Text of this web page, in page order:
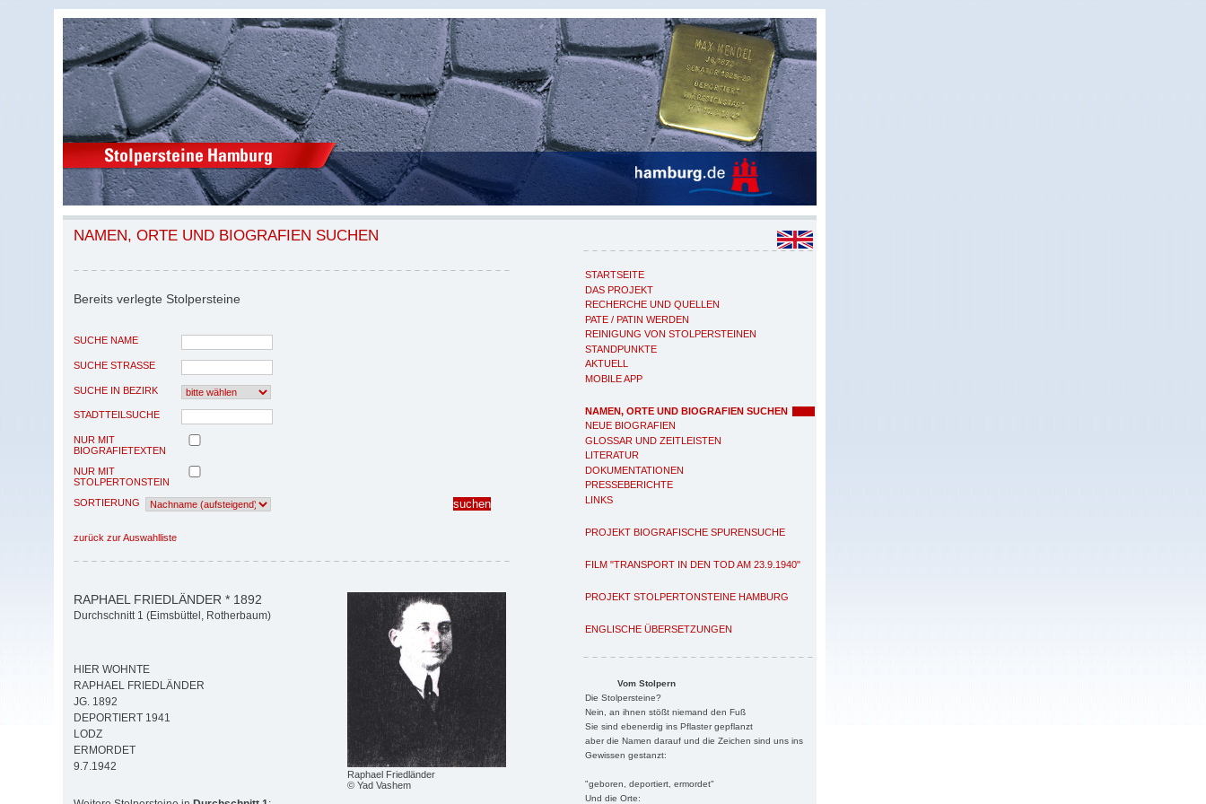
STARTSEITE
DAS PROJEKT
RECHERCHE UND QUELLEN
PATE / PATIN WERDEN
REINIGUNG VON STOLPERSTEINEN
STANDPUNKTE
AKTUELL
MOBILE APP
NAMEN, ORTE UND BIOGRAFIEN SUCHEN
NEUE BIOGRAFIEN
GLOSSAR UND ZEITLEISTEN
LITERATUR
DOKUMENTATIONEN
PRESSEBERICHTE
LINKS
PROJEKT BIOGRAFISCHE SPURENSUCHE
FILM "TRANSPORT IN DEN TOD AM 23.9.1940"
PROJEKT STOLPERTONSTEINE HAMBURG
ENGLISCHE ÜBERSETZUNGEN
Vom Stolpern
Die Stolpersteine?
Nein, an ihnen stößt niemand den Fuß
Sie sind ebenerdig ins Pflaster gepflanzt
aber die Namen darauf und die Zeichen sind uns ins
Gewissen gestanzt:
"geboren, deportiert, ermordet"
Und die Orte:
NAMEN, ORTE UND BIOGRAFIEN SUCHEN
Bereits verlegte Stolpersteine
SUCHE NAME
SUCHE STRASSE
SUCHE IN BEZIRK
STADTTEILSUCHE
NUR MIT
BIOGRAFIETEXTEN
NUR MIT
STOLPERTONSTEIN
SORTIERUNG
zurück zur Auswahlliste
Raphael Friedländer
© Yad Vashem
RAPHAEL FRIEDLÄNDER * 1892
Durchschnitt 1 (Eimsbüttel, Rotherbaum)
HIER WOHNTE
RAPHAEL FRIEDLÄNDER
JG. 1892
DEPORTIERT 1941
LODZ
ERMORDET
9.7.1942